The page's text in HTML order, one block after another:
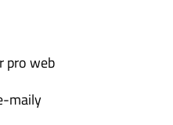
pro web
maily